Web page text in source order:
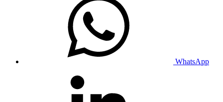
WhatsApp